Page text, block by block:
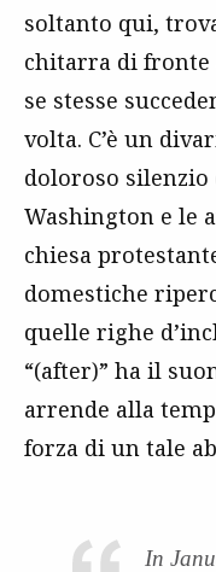
soltanto qui,
chitarra di fronte
se stesse
volta. C’è un
doloroso silenzio
Washington e le
chiesa
domestiche
quelle righe
“(after)” ha il
arrende alla
forza di un tale
In